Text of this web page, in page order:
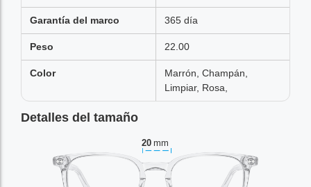
Garantía del marco 365 día
Peso 22.00
Color
Marrón, Champán,
Limpiar, Rosa,
Detalles del tamaño
20 mm